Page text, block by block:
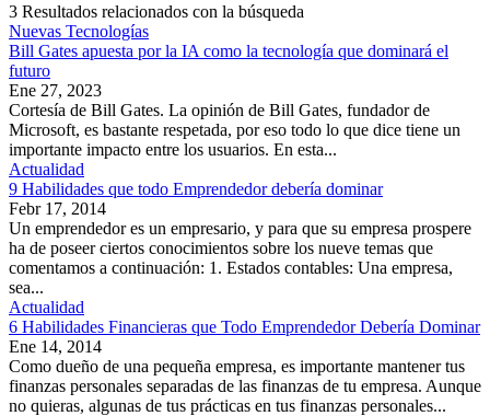
3 Resultados relacionados con la búsqueda
Nuevas Tecnologías
Bill Gates apuesta por la IA como la tecnología que dominará el
futuro
Ene 27, 2023
Cortesía de Bill Gates. La opinión de Bill Gates, fundador de
Microsoft, es bastante respetada, por eso todo lo que dice tiene un
importante impacto entre los usuarios. En esta...
Actualidad
9 Habilidades que todo Emprendedor debería dominar
Febr 17, 2014
Un emprendedor es un empresario, y para que su empresa prospere
ha de poseer ciertos conocimientos sobre los nueve temas que
comentamos a continuación: 1. Estados contables: Una empresa,
sea...
Actualidad
6 Habilidades Financieras que Todo Emprendedor Debería Dominar
Ene 14, 2014
Como dueño de una pequeña empresa, es importante mantener tus
finanzas personales separadas de las finanzas de tu empresa. Aunque
no quieras, algunas de tus prácticas en tus finanzas personales...